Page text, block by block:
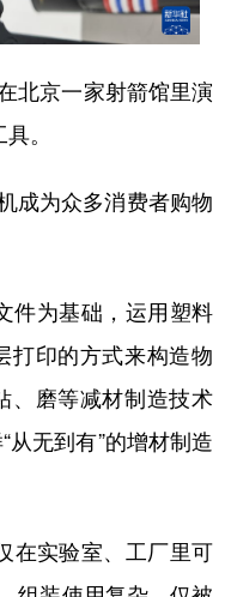
京一家射箭馆里演
。
为众多消费者购物
为基础，运用塑料
打印的方式来构造物
、磨等减材制造技术
无到有”的增材制造
实验室、工厂里可